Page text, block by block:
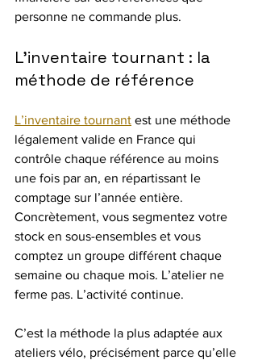
personne ne commande plus.
L’inventaire tournant : la
méthode de référence
L’inventaire tournant est une méthode
légalement valide en France qui
contrôle chaque référence au moins
une fois par an, en répartissant le
comptage sur l’année entière.
Concrètement, vous segmentez votre
stock en sous-ensembles et vous
comptez un groupe différent chaque
semaine ou chaque mois. L’atelier ne
ferme pas. L’activité continue.
C’est la méthode la plus adaptée aux
ateliers vélo, précisément parce qu’elle